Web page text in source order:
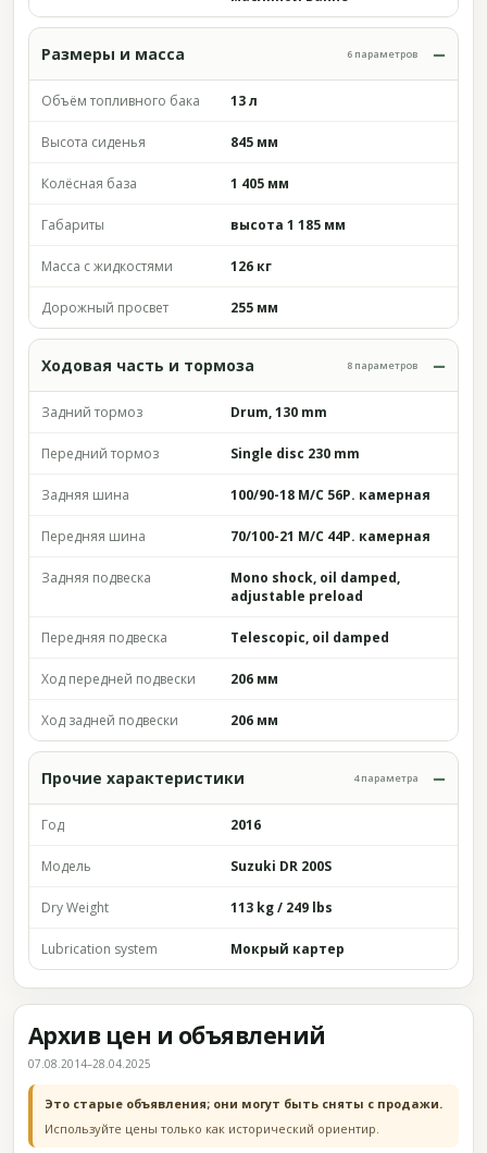
Размеры и масса 6 параметров
Объём топливного бака 13 л
Высота сиденья 845 мм
Колёсная база 1 405 мм
Габариты высота 1 185 мм
Масса с жидкостями 126 кг
Дорожный просвет 255 мм
Ходовая часть и тормоза 8 параметров
Задний тормоз Drum, 130 mm
Передний тормоз Single disc 230 mm
Задняя шина 100/90-18 M/C 56P. камерная
Передняя шина 70/100-21 M/C 44P. камерная
Задняя подвеска
Mono shock, oil damped,
adjustable preload
Передняя подвеска Telescopic, oil damped
Ход передней подвески 206 мм
Ход задней подвески 206 мм
Прочие характеристики 4 параметра
Год 2016
Модель Suzuki DR 200S
Dry Weight 113 kg / 249 lbs
Lubrication system Мокрый картер
Архив цен и объявлений
07.08.2014–28.04.2025
Это старые объявления; они могут быть сняты с продажи.
Используйте цены только как исторический ориентир.